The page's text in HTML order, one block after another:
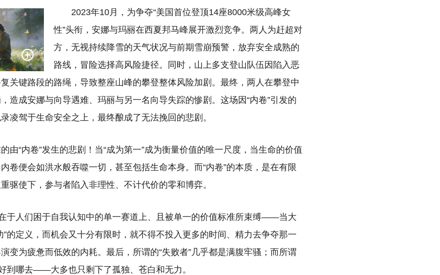
2023年10月，为争夺“美国首位登顶14座8000米级高峰女
性”头衔，安娜与玛丽在西夏邦马峰展开激烈竞争。两人为赶超对
方，无视持续降雪的天气状况与前期雪崩预警，放弃安全成熟的
路线，冒险选择高风险捷径。同时，山上多支登山队伍因陷入恶
关键路段的路绳，导致整座山峰的攀登整体风险加剧。最终，两人在攀登中
造成安娜与向导遇难、玛丽与另一名向导失踪的惨剧。这场因“内卷”引发的
凌驾于生命安全之上，最终酿成了无法挽回的悲剧。
由“内卷”发生的悲剧！当“成为第一”成为衡量价值的唯一尺度，当生命的价值
卷便会如洪水般吞噬一切，甚至包括生命本身。而“内卷”的本质，是在有限
驱使下，参与者陷入非理性、不计代价的零和博弈。
于人们困于自我认知中的单一赛道上、且被单一的价值标准所束缚——当大
”的定义，而机会又十分有限时，就不得不投入更多的时间、精力去争夺那一
变为疲惫而低效的内耗。最后，所谓的“失败者”几乎都是满腹牢骚；而所谓
到哪去——大多也只剩下了孤独、苍白和无力。